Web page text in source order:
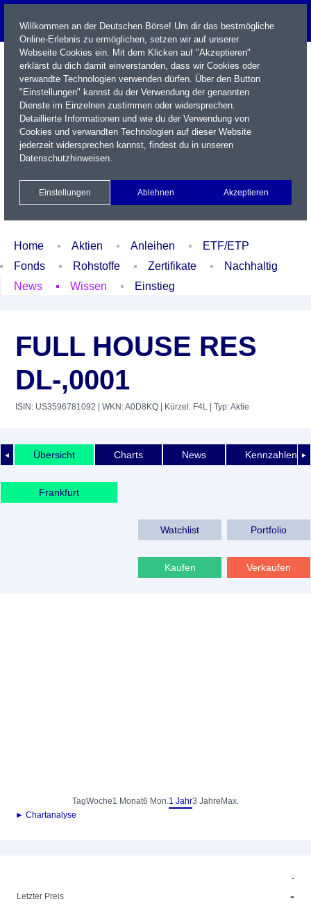
Name / WKN / ISIN / Kürzel
Xetra Realtime
Watchlist Portfolio Login
Home Aktien Anleihen
ETF/ETP
Fonds
Rohstoffe Zertifikate
Nachhaltig
News
Wissen Einstieg
FULL HOUSE RES
DL-,0001
ISIN: US3596781092 | WKN: A0D8KQ | Kürzel: F4L | Typ: Aktie
◄ ►
Übersicht Charts News Kennzahlen
Frankfurt
Watchlist Portfolio
Kaufen Verkaufen
TagWoche1 Monat6 Mon.1 Jahr3 Jahre Max.
► Chartanalyse
-
Letzter Preis
-
Willkommen an der Deutschen Börse! Um dir das bestmögliche
Online-Erlebnis zu ermöglichen, setzen wir auf unserer
Webseite Cookies ein. Mit dem Klicken auf "Akzeptieren"
erklärst du dich damit einverstanden, dass wir Cookies oder
verwandte Technologien verwenden dürfen. Über den Button
"Einstellungen" kannst du der Verwendung der genannten
Dienste im Einzelnen zustimmen oder widersprechen.
Detaillierte Informationen und wie du der Verwendung von
Cookies und verwandten Technologien auf dieser Website
jederzeit widersprechen kannst, findest du in unseren
Datenschutzhinweisen.
Einstellungen Ablehnen Akzeptieren